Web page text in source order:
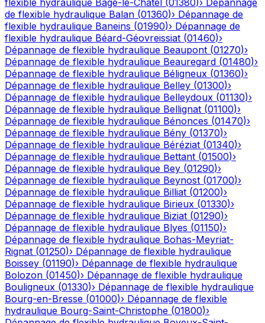
flexible hydraulique Bâgé-le-Châtel (01380)› Dépannage
de flexible hydraulique Balan (01360)› Dépannage de
flexible hydraulique Baneins (01990)› Dépannage de
flexible hydraulique Béard-Géovreissiat (01460)›
Dépannage de flexible hydraulique Beaupont (01270)›
Dépannage de flexible hydraulique Beauregard (01480)›
Dépannage de flexible hydraulique Béligneux (01360)›
Dépannage de flexible hydraulique Belley (01300)›
Dépannage de flexible hydraulique Belleydoux (01130)›
Dépannage de flexible hydraulique Bellignat (01100)›
Dépannage de flexible hydraulique Bénonces (01470)›
Dépannage de flexible hydraulique Bény (01370)›
Dépannage de flexible hydraulique Béréziat (01340)›
Dépannage de flexible hydraulique Bettant (01500)›
Dépannage de flexible hydraulique Bey (01290)›
Dépannage de flexible hydraulique Beynost (01700)›
Dépannage de flexible hydraulique Billiat (01200)›
Dépannage de flexible hydraulique Birieux (01330)›
Dépannage de flexible hydraulique Biziat (01290)›
Dépannage de flexible hydraulique Blyes (01150)›
Dépannage de flexible hydraulique Bohas-Meyriat-
Rignat (01250)› Dépannage de flexible hydraulique
Boissey (01190)› Dépannage de flexible hydraulique
Bolozon (01450)› Dépannage de flexible hydraulique
Bouligneux (01330)› Dépannage de flexible hydraulique
Bourg-en-Bresse (01000)› Dépannage de flexible
hydraulique Bourg-Saint-Christophe (01800)›